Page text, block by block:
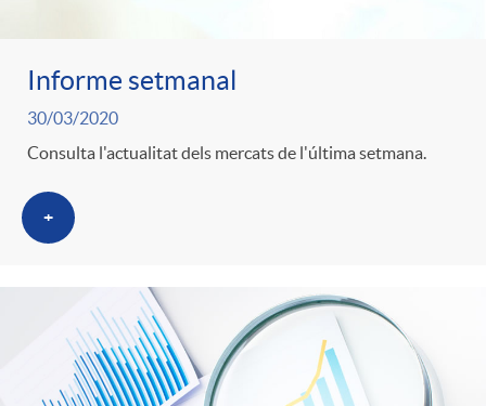
Informe setmanal
30/03/2020
Consulta l'actualitat dels mercats de l'última setmana.
+